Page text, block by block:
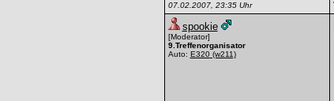
07.02.2007, 23:35 Uhr
spookie
[Moderator]
9.Treffenorganisator
Auto: E320(w211)